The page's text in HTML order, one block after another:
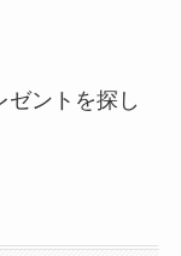
ゼントを探し